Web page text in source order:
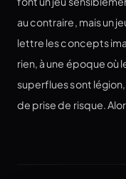
au contraire, mais un
lettre les concepts
rien, à une époque où
superflues sont
de prise de risque.